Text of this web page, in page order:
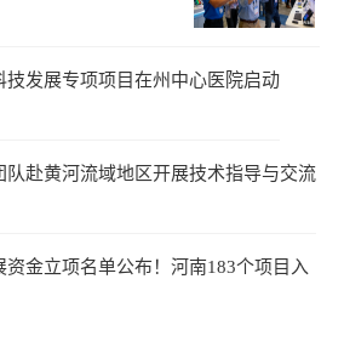
技发展专项项目在州中心医院启动
队赴黄河流域地区开展技术指导与交流
金立项名单公布！河南183个项目入